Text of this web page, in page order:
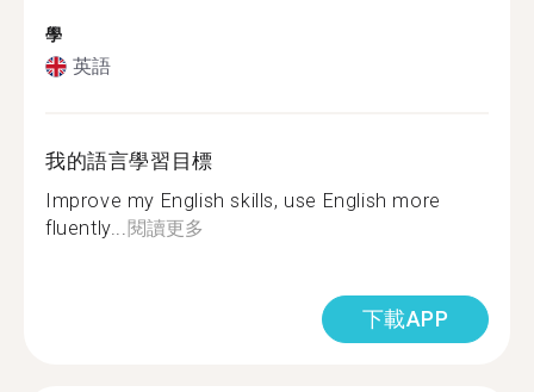
學
英語
我的語言學習目標
Improve my English skills, use English more
fluently...閱讀更多
下載APP